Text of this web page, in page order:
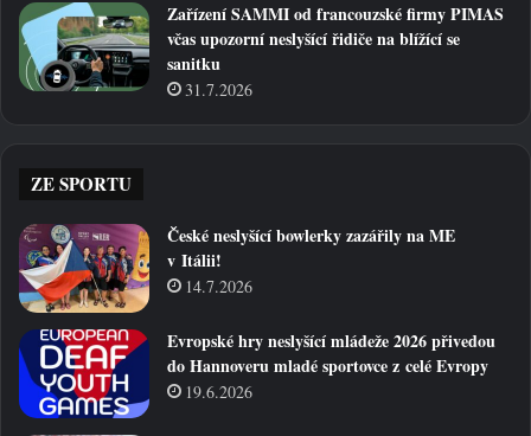
Zařízení SAMMI od francouzské firmy PIMAS
včas upozorní neslyšící řidiče na blížící se
sanitku
31.7.2026
ZE SPORTU
České neslyšící bowlerky zazářily na ME
v Itálii!
14.7.2026
Evropské hry neslyšící mládeže 2026 přivedou
do Hannoveru mladé sportovce z celé Evropy
19.6.2026